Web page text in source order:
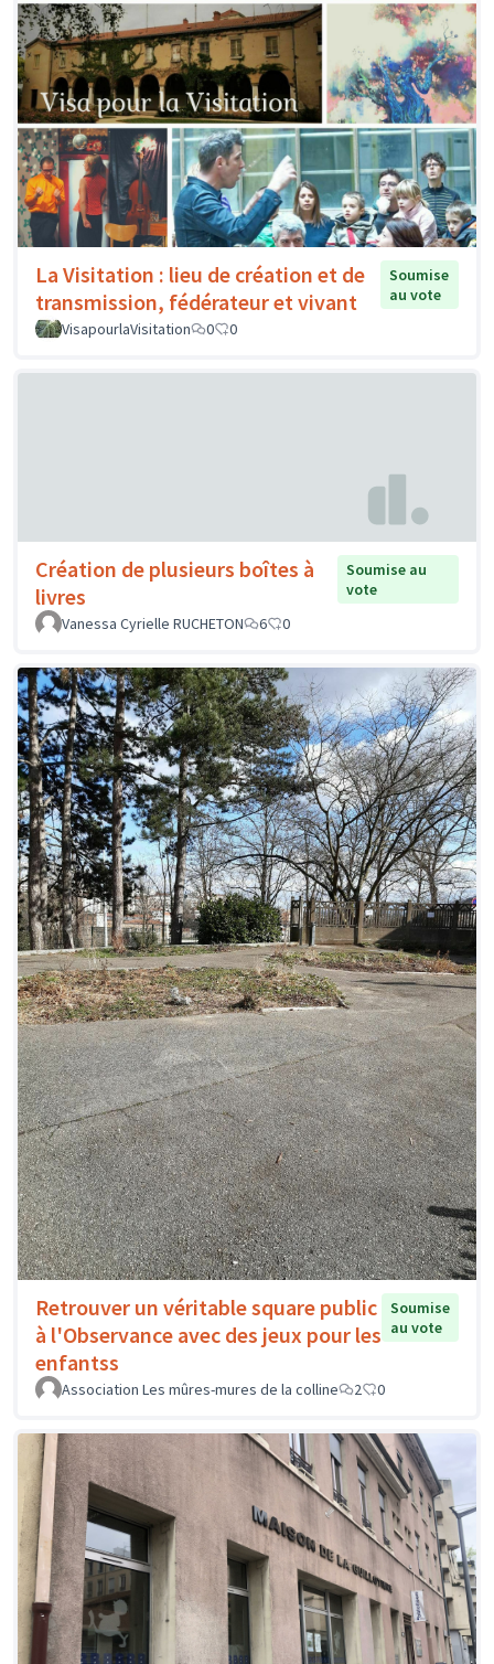
La Visitation : lieu de création et de
transmission, fédérateur et vivant
Soumise
au vote
VisapourlaVisitation
0 0
Création de plusieurs boîtes à
livres
Soumise au
vote
Vanessa Cyrielle RUCHETON
6 0
Retrouver un véritable square public
à l'Observance avec des jeux pour les
enfantss
Soumise
au vote
Association Les mûres-mures de la colline 2 0